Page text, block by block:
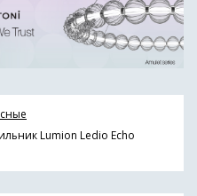
Lumion Ledio Echo